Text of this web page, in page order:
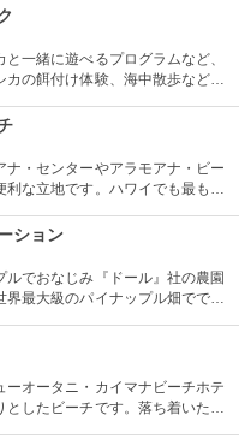
、ウクレレ演奏など、嬉しいおも
一緒に遊べるプログラムなど、
の餌付け体験、海中散歩など、
ジナルグッズも人気です。
ナ・センターやアラモアナ・ビー
な立地です。ハワイでも最も美
をしている人も見られます。
ション
ルでおなじみ『ドール』社の農園
最大級のパイナップル畑ででき
す。カワイイお土産もいっぱい。
ーオータニ・カイマナビーチホテ
したビーチです。落ち着いた雰